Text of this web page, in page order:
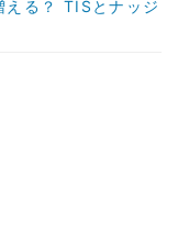
える？ TISとナッジ